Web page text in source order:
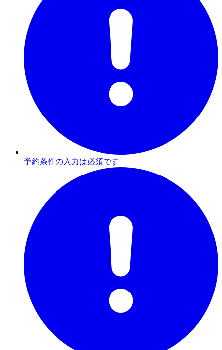
予約条件の入力は必須です